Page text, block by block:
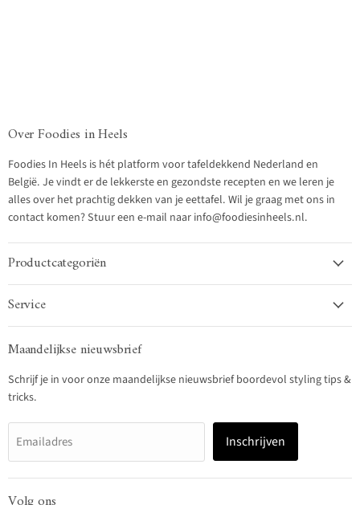
Over Foodies in Heels
Foodies In Heels is hét platform voor tafeldekkend Nederland en
België. Je vindt er de lekkerste en gezondste recepten en we leren je
alles over het prachtig dekken van je eettafel. Wil je graag met ons in
contact komen? Stuur een e-mail naar info@foodiesinheels.nl.
Productcategoriën
Service
Maandelijkse nieuwsbrief
Schrijf je in voor onze maandelijkse nieuwsbrief boordevol styling tips &
tricks.
Emailadres Inschrijven